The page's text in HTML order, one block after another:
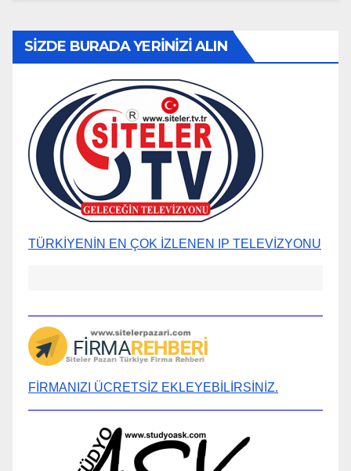
SİZDE BURADA YERİNİZİ ALIN
TÜRKİYENİN EN ÇOK İZLENEN IP TELEVİZYONU
FİRMANIZI ÜCRETSİZ EKLEYEBİLİRSİNİZ.